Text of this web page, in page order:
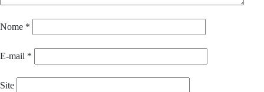
Nome *
E-mail *
Site